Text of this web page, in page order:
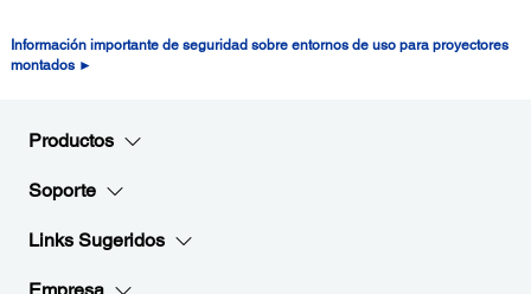
Información importante de seguridad sobre entornos de uso para proyectores
montados ►
Productos
Soporte
Links Sugeridos